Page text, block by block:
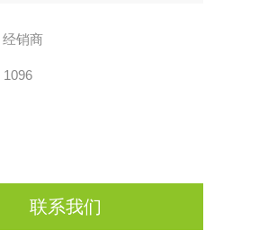
经销商
1096
联系我们